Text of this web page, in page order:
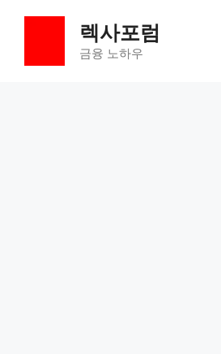
렉사포럼
금융 노하우